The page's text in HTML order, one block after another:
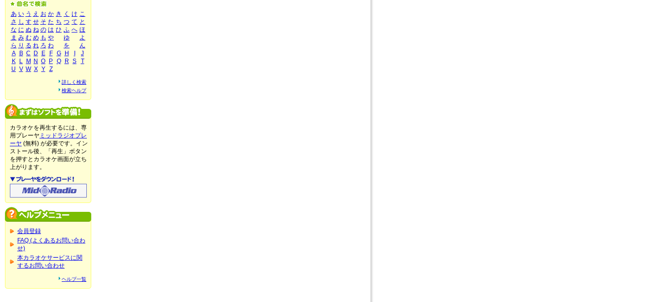
あ い う え お か き く け こ
さ し す せ そ た ち つ て と
な に ぬ ね の は ひ ふ へ ほ
ま み む め も や ゆ
よ
ら り る れ ろ わ を
ん
A
B C D E F G H
J
K
L M N O P Q R S
T
U V W X Y Z
詳しく検索
検索ヘルプ
カラオケを再生するには、専
用プレーヤ ミッドラジオプレ
ーヤ (無料) が必要です。イン
ストール後、「再生」ボタン
を押すとカラオケ画面が立ち
上がります。
会員登録
FAQ (よくあるお問い合わ
せ)
本カラオケサービスに関
するお問い合わせ
ヘルプ一覧